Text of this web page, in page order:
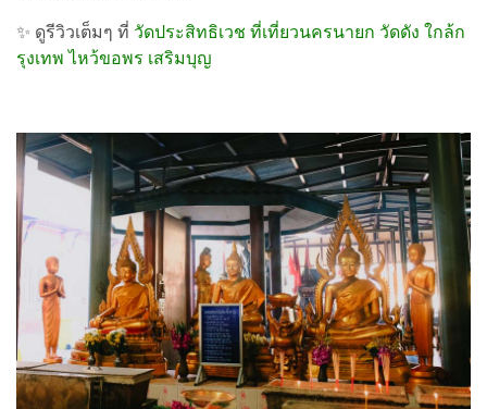
✨ ดูรีวิวเต็มๆ ที่ วัดประสิทธิเวช ที่เที่ยวนครนายก วัดดัง ใกล้ก
รุงเทพ ไหว้ขอพร เสริมบุญ